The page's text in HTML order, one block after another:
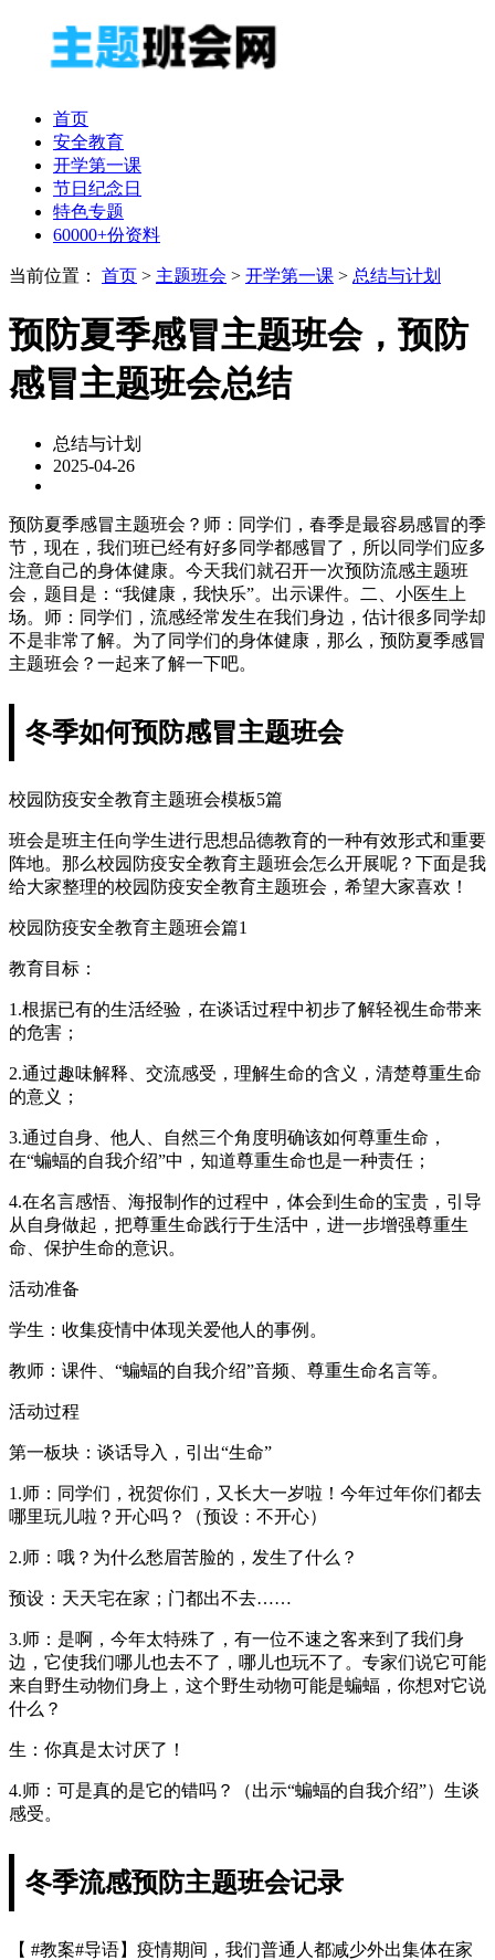
首页
安全教育
开学第一课
节日纪念日
特色专题
60000+份资料
当前位置： 首页 > 主题班会 > 开学第一课 > 总结与计划
预防夏季感冒主题班会，预防
感冒主题班会总结
总结与计划
2025-04-26
预防夏季感冒主题班会？师：同学们，春季是最容易感冒的季
节，现在，我们班已经有好多同学都感冒了，所以同学们应多
注意自己的身体健康。今天我们就召开一次预防流感主题班
会，题目是：“我健康，我快乐”。出示课件。二、小医生上
场。师：同学们，流感经常发生在我们身边，估计很多同学却
不是非常了解。为了同学们的身体健康，那么，预防夏季感冒
主题班会？一起来了解一下吧。
冬季如何预防感冒主题班会
校园防疫安全教育主题班会模板5篇
班会是班主任向学生进行思想品德教育的一种有效形式和重要
阵地。那么校园防疫安全教育主题班会怎么开展呢？下面是我
给大家整理的校园防疫安全教育主题班会，希望大家喜欢！
校园防疫安全教育主题班会篇1
教育目标：
1.根据已有的生活经验，在谈话过程中初步了解轻视生命带来
的危害；
2.通过趣味解释、交流感受，理解生命的含义，清楚尊重生命
的意义；
3.通过自身、他人、自然三个角度明确该如何尊重生命，
在“蝙蝠的自我介绍”中，知道尊重生命也是一种责任；
4.在名言感悟、海报制作的过程中，体会到生命的宝贵，引导
从自身做起，把尊重生命践行于生活中，进一步增强尊重生
命、保护生命的意识。
活动准备
学生：收集疫情中体现关爱他人的事例。
教师：课件、“蝙蝠的自我介绍”音频、尊重生命名言等。
活动过程
第一板块：谈话导入，引出“生命”
1.师：同学们，祝贺你们，又长大一岁啦！今年过年你们都去
哪里玩儿啦？开心吗？（预设：不开心）
2.师：哦？为什么愁眉苦脸的，发生了什么？
预设：天天宅在家；门都出不去……
3.师：是啊，今年太特殊了，有一位不速之客来到了我们身
边，它使我们哪儿也去不了，哪儿也玩不了。专家们说它可能
来自野生动物们身上，这个野生动物可能是蝙蝠，你想对它说
什么？
生：你真是太讨厌了！
4.师：可是真的是它的错吗？（出示“蝙蝠的自我介绍”）生谈
感受。
冬季流感预防主题班会记录
【 #教案#导语】疫情期间，我们普通人都减少外出集体在家